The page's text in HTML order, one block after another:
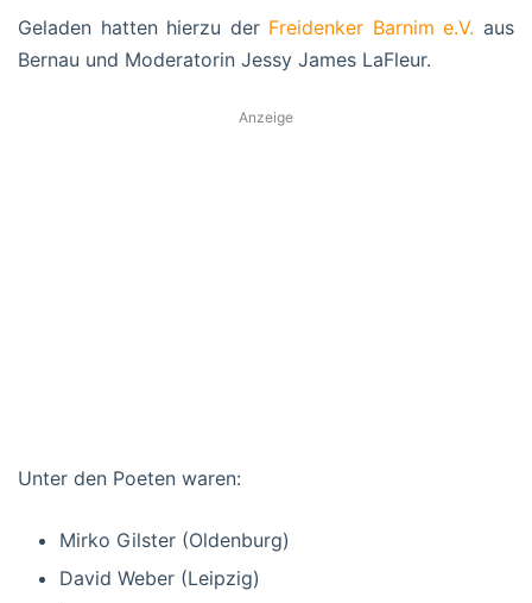
Geladen hatten hierzu der Freidenker Barnim e.V. aus
Bernau und Moderatorin Jessy James LaFleur.
Anzeige
Unter den Poeten waren:
Mirko Gilster (Oldenburg)
David Weber (Leipzig)